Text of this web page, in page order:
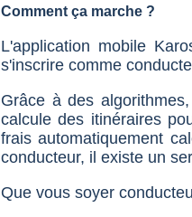
Comment ça marche ?
L'application mobile
s'inscrire comme
Grâce à des
calcule des itinéraires
frais automatiquement
conducteur, il existe un
Que vous soyer